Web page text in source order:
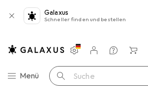
Galaxus
Schneller finden und bestellen
Navigation nach Kategorien
Menü Suche
Einstellungen
Kundenkonto
Vergleichslisten
Merklisten
Warenkorb